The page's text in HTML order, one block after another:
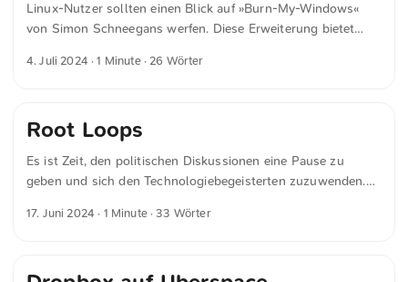
https://starship.rs/ ↩︎ ...
Linux-Nutzer sollten einen Blick auf »Burn-My-Windows«
von Simon Schneegans werfen. Diese Erweiterung bietet
der Repositories von Simon generell empfehlenswert.
4. Juli 2024 · 1 Minute · 26 Wörter
Root Loops
Es ist Zeit, den politischen Diskussionen eine Pause zu
geben und sich den Technologiebegeisterten zuzuwenden.
eine Schüssel Froot Loops® erinnert. Natürlich Open
17. Juni 2024 · 1 Minute · 33 Wörter